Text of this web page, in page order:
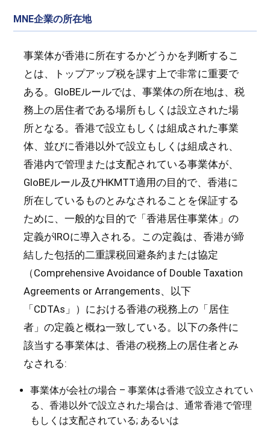
MNE企業の所在地
事業体が香港に所在するかどうかを判断するこ
とは、トップアップ税を課す上で非常に重要で
ある。GloBEルールでは、事業体の所在地は、税
務上の居住者である場所もしくは設立された場
所となる。香港で設立もしくは組成された事業
体、並びに香港以外で設立もしくは組成され、
香港内で管理または支配されている事業体が、
GloBEルール及びHKMTT適用の目的で、香港に
所在しているものとみなされることを保証する
ために、一般的な目的で「香港居住事業体」の
定義がIROに導入される。この定義は、香港が締
結した包括的二重課税回避条約または協定
（Comprehensive Avoidance of Double Taxation
Agreements or Arrangements、以下
「CDTAs」）における香港の税務上の「居住
者」の定義と概ね一致している。以下の条件に
該当する事業体は、香港の税務上の居住者とみ
なされる:
事業体が会社の場合 – 事業体は香港で設立されてい
る、香港以外で設立された場合は、通常香港で管理
もしくは支配されている; あるいは